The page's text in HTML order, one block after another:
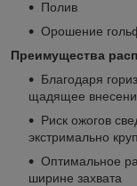
Полив
Орошение
Преимущества
Благодаря
щадящее
Риск ожогов
экстримально
Оптимальное
ширине захвата